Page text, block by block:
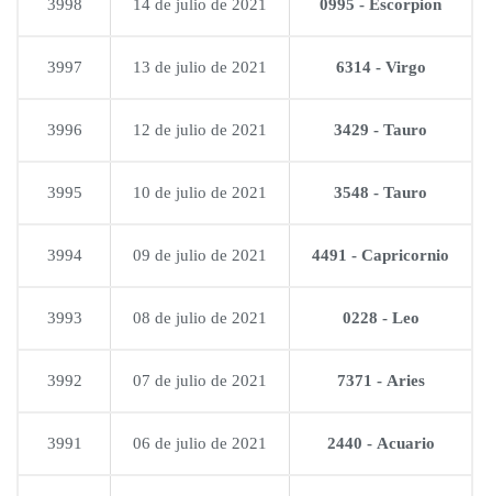
3998 14 de julio de 2021 0995 - Escorpion
3997 13 de julio de 2021 6314 - Virgo
3996 12 de julio de 2021 3429 - Tauro
3995 10 de julio de 2021 3548 - Tauro
3994 09 de julio de 2021 4491 - Capricornio
3993 08 de julio de 2021 0228 - Leo
3992 07 de julio de 2021 7371 - Aries
3991 06 de julio de 2021 2440 - Acuario